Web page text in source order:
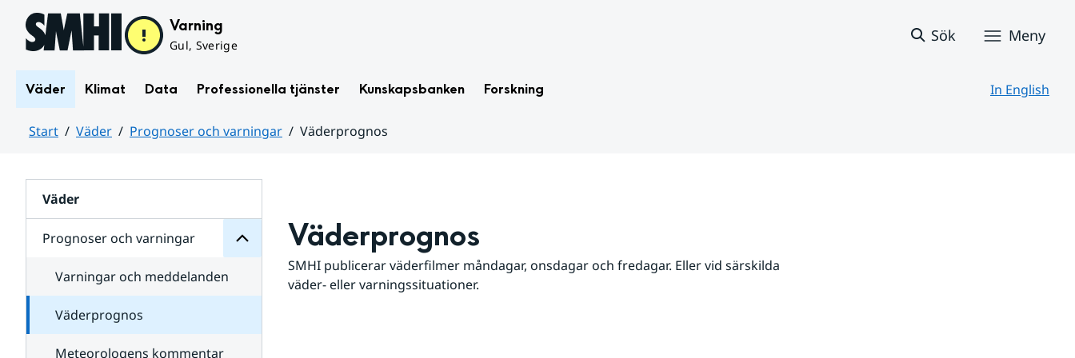
Hoppa till sidans innehåll Varning
Gul, Sverige
Sök Meny
Väder Klimat Data Professionella tjänster Kunskapsbanken Forskning In English
Start Väder Prognoser och varningar
Väderprognos
Väder
Prognoser och varningar
för
varningar
Varningar och meddelanden
Väderprognos
Meteorologens kommentar
Väderprognos
SMHI publicerar väderfilmer måndagar, onsdagar och fredagar. Eller vid särskilda
väder- eller varningssituationer.